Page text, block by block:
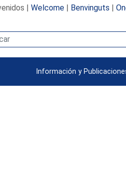
| Welcome| Benvinguts |
Información y